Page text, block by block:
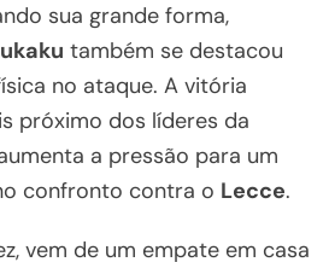
sua grande forma,
também se destacou
no ataque. A vitória
próximo dos líderes da
a pressão para um
confronto contra o Lecce.
vem de um empate em casa